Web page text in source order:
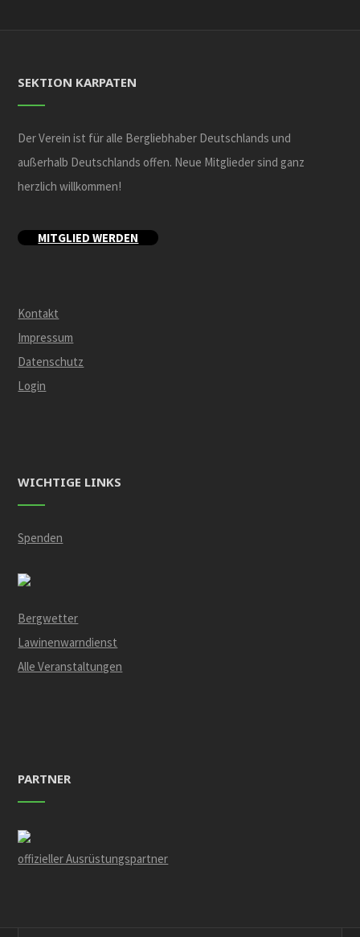
SEKTION KARPATEN
Der Verein ist für alle Bergliebhaber Deutschlands und
außerhalb Deutschlands offen. Neue Mitglieder sind ganz
herzlich willkommen!
MITGLIED WERDEN
Kontakt
Impressum
Datenschutz
Login
WICHTIGE LINKS
Spenden
Bergwetter
Lawinenwarndienst
Alle Veranstaltungen
PARTNER
offizieller Ausrüstungspartner